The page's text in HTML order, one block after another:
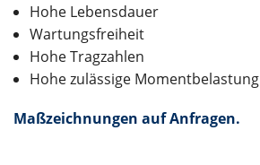
Hohe Lebensdauer
Wartungsfreiheit
Hohe Tragzahlen
Hohe zulässige Momentbelastung
Maßzeichnungen auf Anfragen.